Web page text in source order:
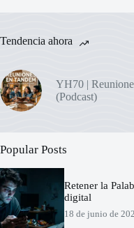
Tendencia ahora
YH70 |
(Podcast)
Popular Posts
Retener la
digital
18 de junio de